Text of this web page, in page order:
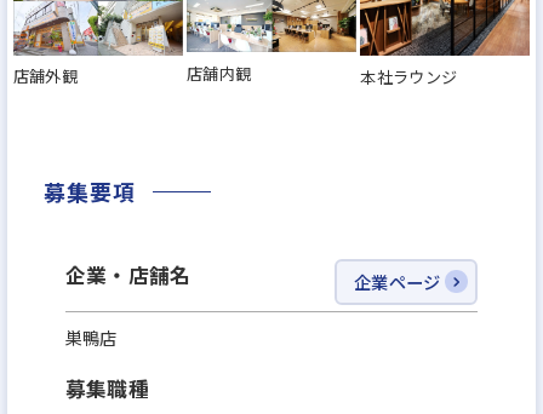
店舗外観 店舗内観 本社ラウンジ
募集要項
企業・店舗名 企業ページ
巣鴨店
募集職種